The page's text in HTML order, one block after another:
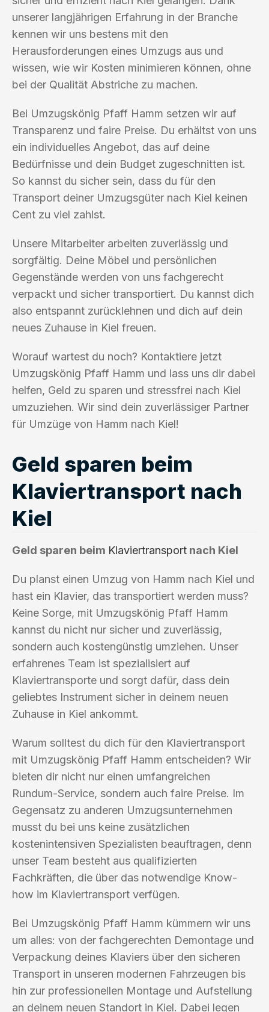
unserer langjährigen Erfahrung in der Branche
kennen wir uns bestens mit den
Herausforderungen eines Umzugs aus und
wissen, wie wir Kosten minimieren können, ohne
bei der Qualität Abstriche zu machen.
Bei Umzugskönig Pfaff Hamm setzen wir auf
Transparenz und faire Preise. Du erhältst von uns
ein individuelles Angebot, das auf deine
Bedürfnisse und dein Budget zugeschnitten ist.
So kannst du sicher sein, dass du für den
Transport deiner Umzugsgüter nach Kiel keinen
Cent zu viel zahlst.
Unsere Mitarbeiter arbeiten zuverlässig und
sorgfältig. Deine Möbel und persönlichen
Gegenstände werden von uns fachgerecht
verpackt und sicher transportiert. Du kannst dich
also entspannt zurücklehnen und dich auf dein
neues Zuhause in Kiel freuen.
Worauf wartest du noch? Kontaktiere jetzt
Umzugskönig Pfaff Hamm und lass uns dir dabei
helfen, Geld zu sparen und stressfrei nach Kiel
umzuziehen. Wir sind dein zuverlässiger Partner
für Umzüge von Hamm nach Kiel!
Geld sparen beim
Klaviertransport nach
Kiel
Geld sparen beim Klaviertransport nach Kiel
Du planst einen Umzug von Hamm nach Kiel und
hast ein Klavier, das transportiert werden muss?
Keine Sorge, mit Umzugskönig Pfaff Hamm
kannst du nicht nur sicher und zuverlässig,
sondern auch kostengünstig umziehen. Unser
erfahrenes Team ist spezialisiert auf
Klaviertransporte und sorgt dafür, dass dein
geliebtes Instrument sicher in deinem neuen
Zuhause in Kiel ankommt.
Warum solltest du dich für den Klaviertransport
mit Umzugskönig Pfaff Hamm entscheiden? Wir
bieten dir nicht nur einen umfangreichen
Rundum-Service, sondern auch faire Preise. Im
Gegensatz zu anderen Umzugsunternehmen
musst du bei uns keine zusätzlichen
kostenintensiven Spezialisten beauftragen, denn
unser Team besteht aus qualifizierten
Fachkräften, die über das notwendige Know-
how im Klaviertransport verfügen.
Bei Umzugskönig Pfaff Hamm kümmern wir uns
um alles: von der fachgerechten Demontage und
Verpackung deines Klaviers über den sicheren
Transport in unseren modernen Fahrzeugen bis
hin zur professionellen Montage und Aufstellung
an deinem neuen Standort in Kiel. Dabei legen